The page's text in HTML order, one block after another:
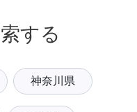
する
神奈川県